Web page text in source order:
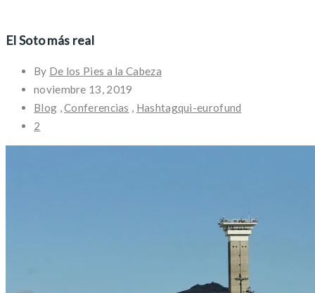
El Soto más real
By De los Pies a la Cabeza
noviembre 13, 2019
Blog ,Conferencias
Hashtagqui-eurofund
2